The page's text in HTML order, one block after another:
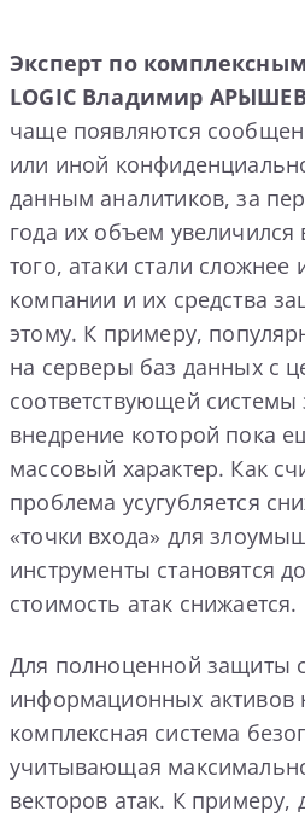
Эксперт по
LOGIC Владимир АРЫШЕВ
чаще появляются
или иной
данным аналитиков, за
года их объем увеличился
того, атаки стали сложнее
компании и их средства
этому. К примеру,
на серверы баз данных с
соответствующей
внедрение которой пока
массовый характер. Как
проблема усугубляется
«точки входа» для
инструменты становятся
стоимость атак снижается.
Для полноценной защиты
информационных активов
комплексная система
учитывающая
векторов атак. К примеру,